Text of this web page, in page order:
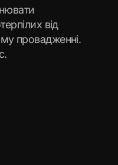
від
провадженні.